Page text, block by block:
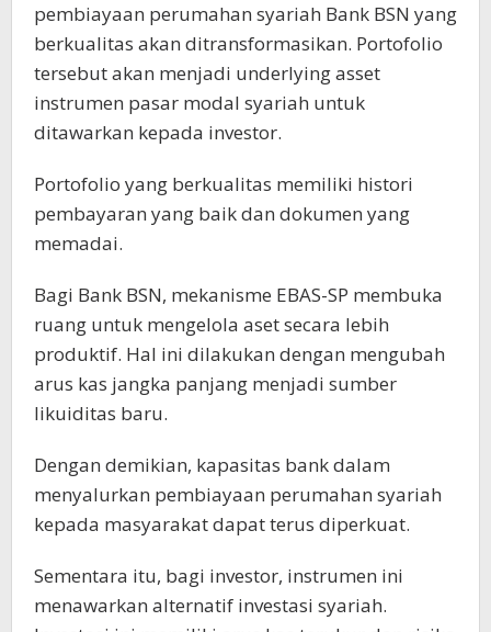
pembiayaan perumahan syariah Bank BSN yang
berkualitas akan ditransformasikan. Portofolio
tersebut akan menjadi underlying asset
instrumen pasar modal syariah untuk
ditawarkan kepada investor.
Portofolio yang berkualitas memiliki histori
pembayaran yang baik dan dokumen yang
memadai.
Bagi Bank BSN, mekanisme EBAS-SP membuka
ruang untuk mengelola aset secara lebih
produktif. Hal ini dilakukan dengan mengubah
arus kas jangka panjang menjadi sumber
likuiditas baru.
Dengan demikian, kapasitas bank dalam
menyalurkan pembiayaan perumahan syariah
kepada masyarakat dapat terus diperkuat.
Sementara itu, bagi investor, instrumen ini
menawarkan alternatif investasi syariah.